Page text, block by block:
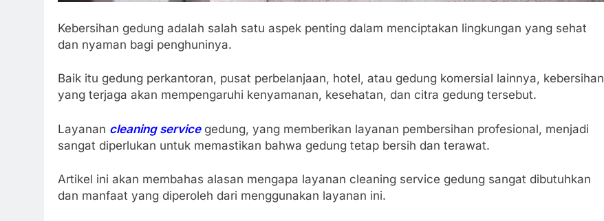
Kebersihan gedung adalah salah satu aspek penting dalam menciptakan lingkungan yang sehat
dan nyaman bagi penghuninya.
Baik itu gedung perkantoran, pusat perbelanjaan, hotel, atau gedung komersial lainnya, kebersihan
yang terjaga akan mempengaruhi kenyamanan, kesehatan, dan citra gedung tersebut.
Layanan cleaning servicegedung, yang memberikan layanan pembersihan profesional, menjadi
sangat diperlukan untuk memastikan bahwa gedung tetap bersih dan terawat.
Artikel ini akan membahas alasan mengapa layanan cleaning service gedung sangat dibutuhkan
dan manfaat yang diperoleh dari menggunakan layanan ini.